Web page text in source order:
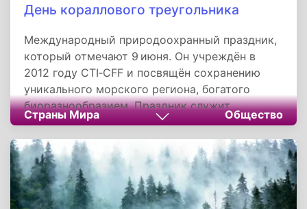
День кораллового треугольника
Международный природоохранный праздник,
который отмечают 9 июня. Он учреждён в
2012 году CTI‑CFF и посвящён сохранению
уникального морского региона, богатого
биоразнообразием. Праздник служит
напоминанием о необходимости
объединённых действий для защиты
океанических экосистем, являющихся
основой жизни и благополучия миллионов
людей.
Страны Мира Общество